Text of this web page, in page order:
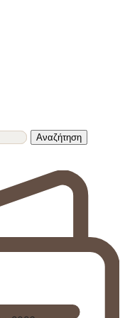
Αναζήτηση
Αναζήτηση